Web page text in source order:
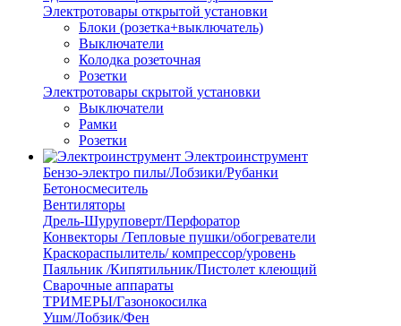
Электротовары открытой установки
Блоки (розетка+выключатель)
Выключатели
Колодка розеточная
Розетки
Электротовары скрытой установки
Выключатели
Рамки
Розетки
Электроинструмент
Бензо-электро пилы/Лобзики/Рубанки
Бетоносмеситель
Вентиляторы
Дрель-Шуруповерт/Перфоратор
Конвекторы /Тепловые пушки/обогреватели
Краскораспылитель/ компрессор/уровень
Паяльник /Кипятильник/Пистолет клеющий
Сварочные аппараты
ТРИМЕРЫ/Газонокосилка
Ушм/Лобзик/Фен